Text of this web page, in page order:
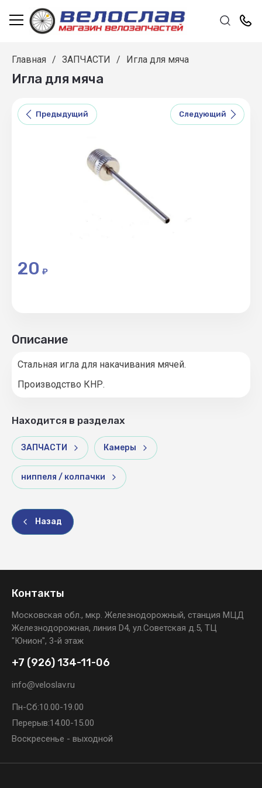
Главная / ЗАПЧАСТИ / Игла для мяча
Игла для мяча
Предыдущий Следующий
20 ₽
Описание
Стальная игла для накачивания мячей.
Производство КНР.
Находится в разделах
ЗАПЧАСТИ Камеры
ниппеля / колпачки
Назад
Контакты
Московская обл., мкр. Железнодорожный, станция МЦД
Железнодорожная, линия D4, ул.Советская д.5, ТЦ
"Юнион", 3-й этаж
+7 (926) 134-11-06
info@veloslav.ru
Пн-Сб:10.00-19.00
Перерыв:14.00-15.00
Воскресенье - выходной